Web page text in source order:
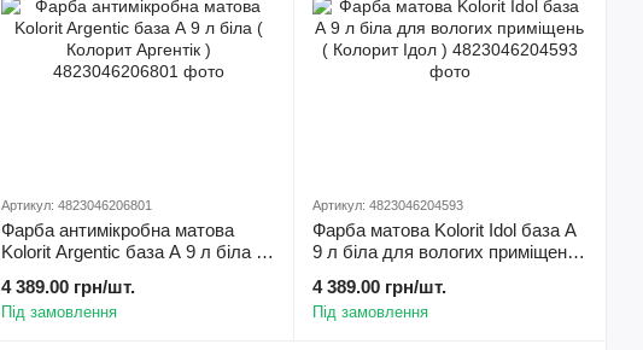
Артикул: 4823046206801
Фарба антимікробна матова
Kolorit Argentic база А 9 л біла (
4 389.00 грн/шт.
Під замовлення
Артикул: 4823046204593
Фарба матова Kolorit Idol база А
9 л біла для вологих приміщень
4 389.00 грн/шт.
Під замовлення